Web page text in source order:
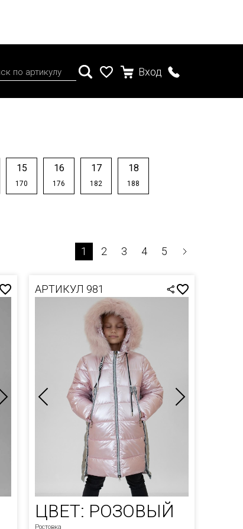
Вход
15
170
16
176
17
182
18
188
1 2 3 4 5
АРТИКУЛ 981
ЦВЕТ: РОЗОВЫЙ
Ростовка